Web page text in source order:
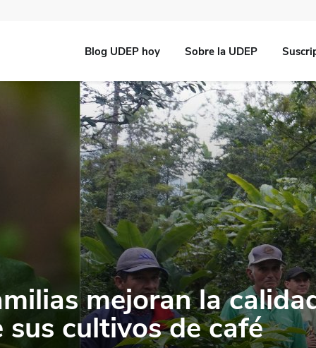
Blog UDEP hoy Sobre la UDEP
mejoran la
cultivos de café